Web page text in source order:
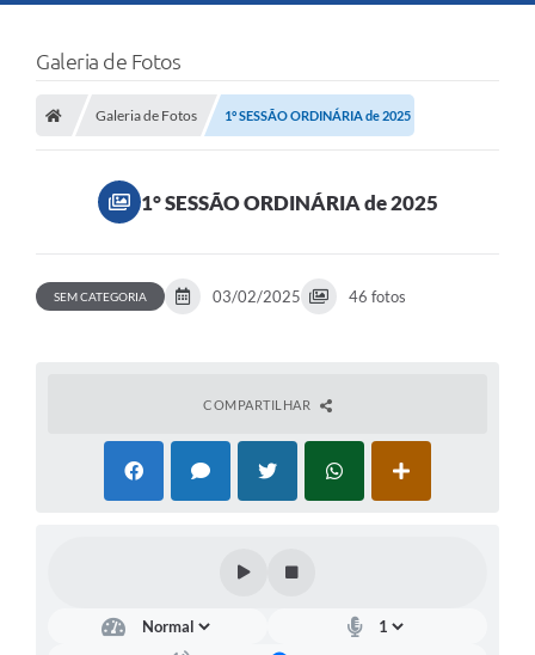
PRINCIPAL
A Nossa Cidade
EDITAIS/LICITAÇÕES
NOTÍCIAS
ELEIÇÕES INDIRETAS | DOCUMENTOS
Próxima Sessão
Estrutura Administrativa
Galeria de Fotos
Galeria de Fotos 1° SESSÃO ORDINÁRIA de 2025
1° SESSÃO ORDINÁRIA de 2025
SEM CATEGORIA 03/02/2025 46 fotos
COMPARTILHAR